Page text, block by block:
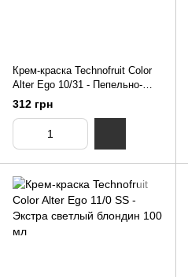
Крем-краска Technofruit Color
Alter Ego 10/31 - Пепельно-
золотистый платиновый
блондин 100 мл
312 грн